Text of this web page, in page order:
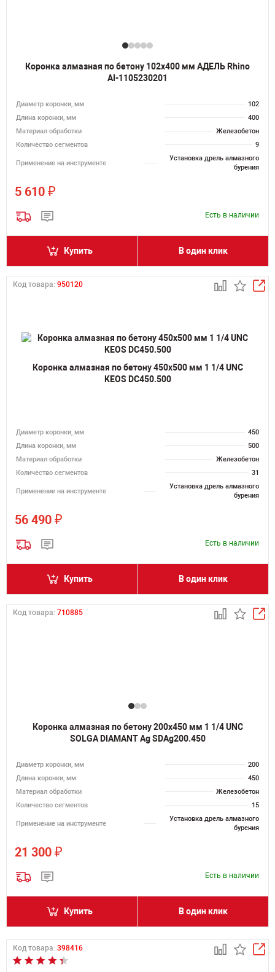
Коронка алмазная по бетону 102х400 мм АДЕЛЬ Rhino
AI-1105230201
Диаметр коронки, мм
102
Длина коронки, мм
400
Материал обработки
Железобетон
Количество сегментов
9
Применение на инструменте
Установка дрель алмазного
бурения
5 610 ₽
Есть в наличии
Купить В один клик
Код товара: 950120
Коронка алмазная по бетону 450х500 мм 1 1/4 UNC
KEOS DC450.500
Диаметр коронки, мм
450
Длина коронки, мм
500
Материал обработки
Железобетон
Количество сегментов
31
Применение на инструменте
Установка дрель алмазного
бурения
56 490 ₽
Есть в наличии
Купить В один клик
Код товара: 710885
Коронка алмазная по бетону 200х450 мм 1 1/4 UNC
SOLGA DIAMANT Ag SDAg200.450
Диаметр коронки, мм
200
Длина коронки, мм
450
Материал обработки
Железобетон
Количество сегментов
15
Применение на инструменте
Установка дрель алмазного
бурения
21 300 ₽
Есть в наличии
Купить В один клик
Код товара: 398416